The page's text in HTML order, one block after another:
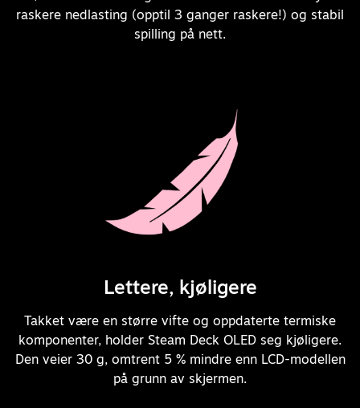
raskere nedlasting (opptil 3 ganger raskere!) og stabil
spilling på nett.
Lettere, kjøligere
Takket være en større vifte og oppdaterte termiske
komponenter, holder Steam Deck OLED seg kjøligere.
Den veier 30 g, omtrent 5 % mindre enn LCD-modellen
på grunn av skjermen.